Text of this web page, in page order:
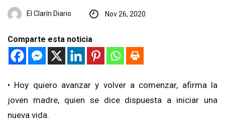
El Clarín Diario Nov 26, 2020
Comparte esta noticia
• Hoy quiero avanzar y volver a comenzar, afirma la
joven madre, quien se dice dispuesta a iniciar una
nueva vida.